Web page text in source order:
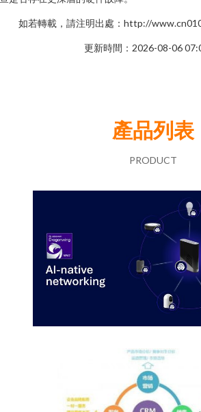
如若轉載，請注明出處：http://
更新時間：2026-08-06
產品列表
PRODUCT